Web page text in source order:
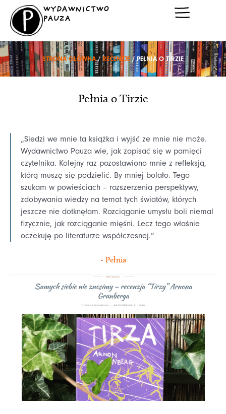
Przejdź
treści
WYDAWNICTWO
PAUZA
STRONA GŁÓWNA/RECENZJE / PEŁNIA O TIRZIE
Pełnia o Tirzie
„Siedzi we mnie ta książka i wyjść ze mnie nie może.
Wydawnictwo Pauza wie, jak zapisać się w pamięci
czytelnika. Kolejny raz pozostawiono mnie z refleksją,
którą muszę się podzielić. By mniej bolało. Tego
szukam w powieściach – rozszerzenia perspektywy,
zdobywania wiedzy na temat tych światów, których
jeszcze nie dotknęłam. Rozciąganie umysłu boli niemal
fizycznie, jak rozciąganie mięśni. Lecz tego właśnie
oczekuję po literaturze współczesnej.”
- Pełnia